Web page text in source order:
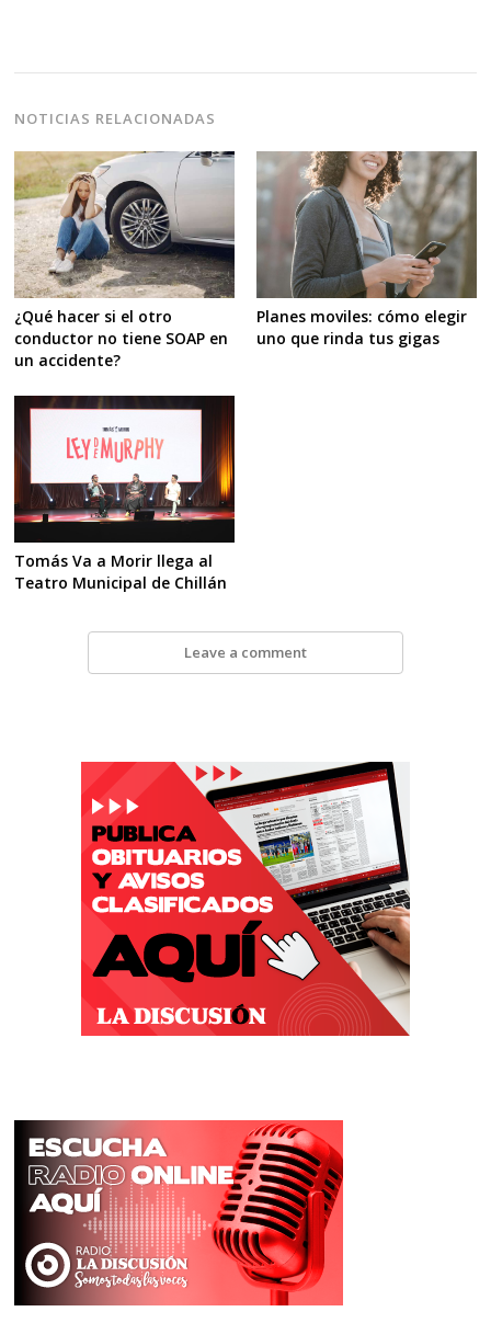
NOTICIAS RELACIONADAS
¿Qué hacer si el otro
conductor no tiene SOAP en
un accidente?
Planes moviles: cómo elegir
uno que rinda tus gigas
Tomás Va a Morir llega al
Teatro Municipal de Chillán
Leave a comment